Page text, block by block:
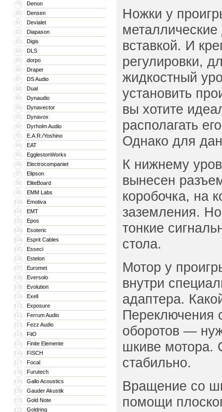
79 Denon
80 Densen
81 Devialet
82 Diapason
83 Digis
84 DLS
85 dorpo
86 Draper
87 DS Audio
88 Dual
89 Dynaudio
90 Dynavector
91 Dynavox
92 Dyrholm Audio
93 E.A.R./Yoshino
94 EAT
95 EgglestonWorks
96 Electrocompaniet
97 Elipson
98 EliteBoard
99 EMM Labs
100 Emotiva
101 EMT
102 Epos
103 Esoteric
104 Esprit Cables
105 Esseci
106 Estelon
107 Euromet
108 Eversolo
109 Evolution
110 Exell
111 Exposure
112 Ferrum Audio
113 Fezz Audio
114 FiiO
115 Finite Elemente
116 FISCH
117 Focal
118 Furutech
119 Gallo Acoustics
120 Gauder Akustik
121 Gold Note
122 Goldring
Ножки у
вставкой. И
регулировки,
жидкостный
установить
вы хотите
располагать
Однако для
К нижнему
вынесен
коробочка, на
заземления.
тонкие
стола.
Мотор у
внутри
адаптера.
Переключения
оборотов —
шкиве мотора.
стабильно.
Вращение со
помощи